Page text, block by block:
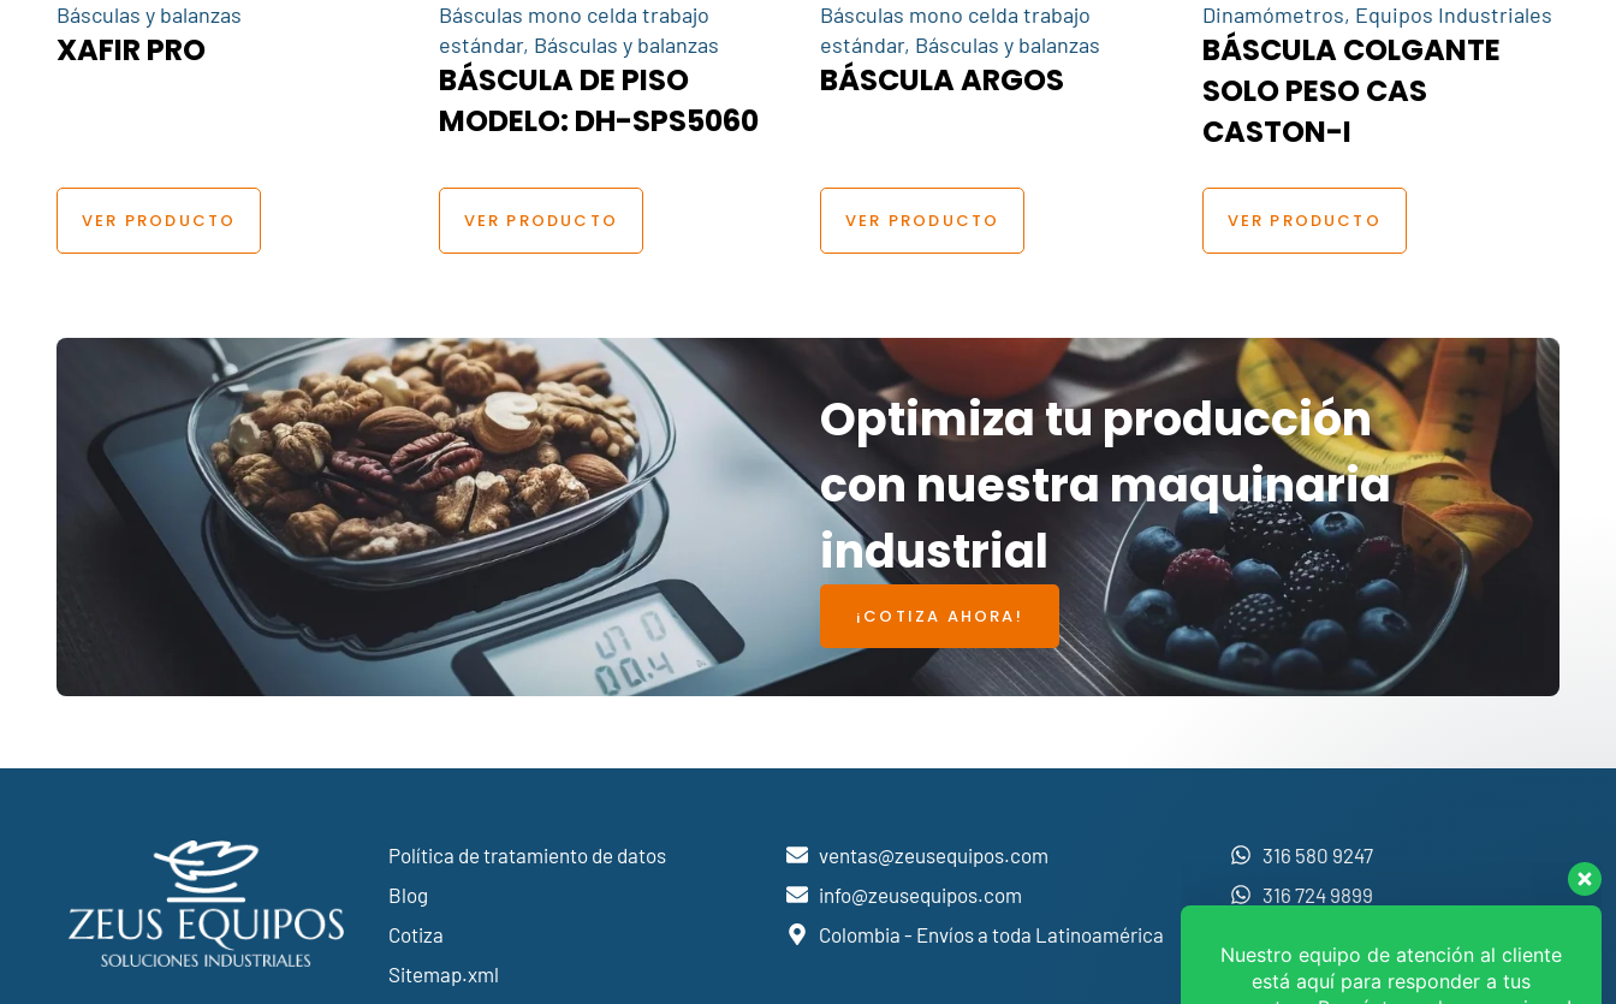
Básculas y balanzas
XAFIR PRO
VER PRODUCTO
Básculas mono celda trabajo
estándar, Básculas y balanzas
BÁSCULA DE PISO
MODELO: DH-SPS5060
VER PRODUCTO
Básculas mono celda trabajo
estándar, Básculas y balanzas
BÁSCULA ARGOS
VER PRODUCTO
Dinamómetros, Equipos Industriales
BÁSCULA COLGANTE
SOLO PESO CAS
CASTON-I
VER PRODUCTO
Optimiza tu producción
con nuestra maquinaria
industrial
¡COTIZA AHORA!
Política de tratamiento de datos
Blog
Cotiza
Sitemap.xml
ventas@zeusequipos.com
info@zeusequipos.com
Colombia - Envíos a toda Latinoamérica
316 580 9247
316 724 9899
Nuestro equipo de atención al cliente
Disponible
Disponible